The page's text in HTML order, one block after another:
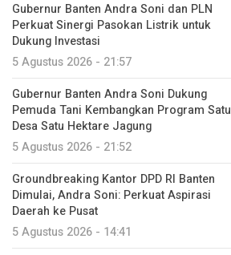
Gubernur Banten Andra Soni dan PLN
Perkuat Sinergi Pasokan Listrik untuk
Dukung Investasi
5 Agustus 2026 - 21:57
Gubernur Banten Andra Soni Dukung
Pemuda Tani Kembangkan Program Satu
Desa Satu Hektare Jagung
5 Agustus 2026 - 21:52
Groundbreaking Kantor DPD RI Banten
Dimulai, Andra Soni: Perkuat Aspirasi
Daerah ke Pusat
5 Agustus 2026 - 14:41